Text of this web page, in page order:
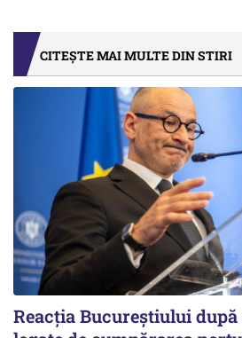
CITEȘTE MAI MULTE DIN STIRI
Reacția Bucureștiului